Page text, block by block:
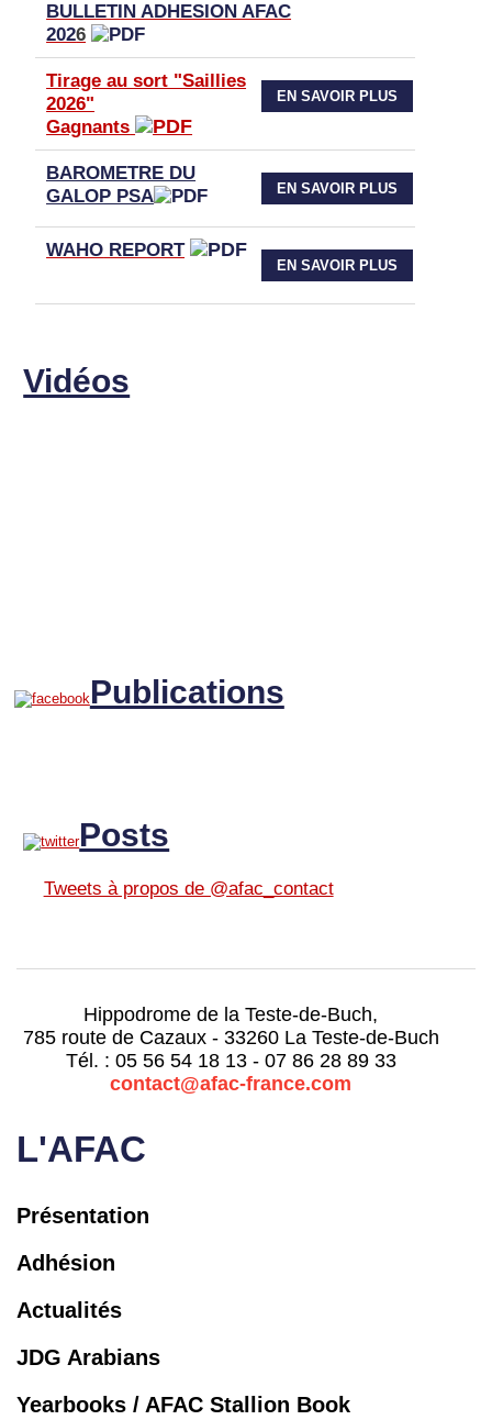
BULLETIN ADHESION AFAC
2026
Tirage au sort "Saillies
2026"
Gagnants
EN SAVOIR PLUS
BAROMETRE DU
GALOP PSA
EN SAVOIR PLUS
WAHO REPORT
EN SAVOIR PLUS
Vidéos
Publications
Posts
Tweets à propos de @afac_contact
L'AFAC
Présentation
Adhésion
Actualités
JDG Arabians
Yearbooks / AFAC Stallion Book
Hippodrome de la Teste-de-Buch,
785 route de Cazaux - 33260 La Teste-de-Buch
Tél. : 05 56 54 18 13 - 07 86 28 89 33
contact@afac-france.com